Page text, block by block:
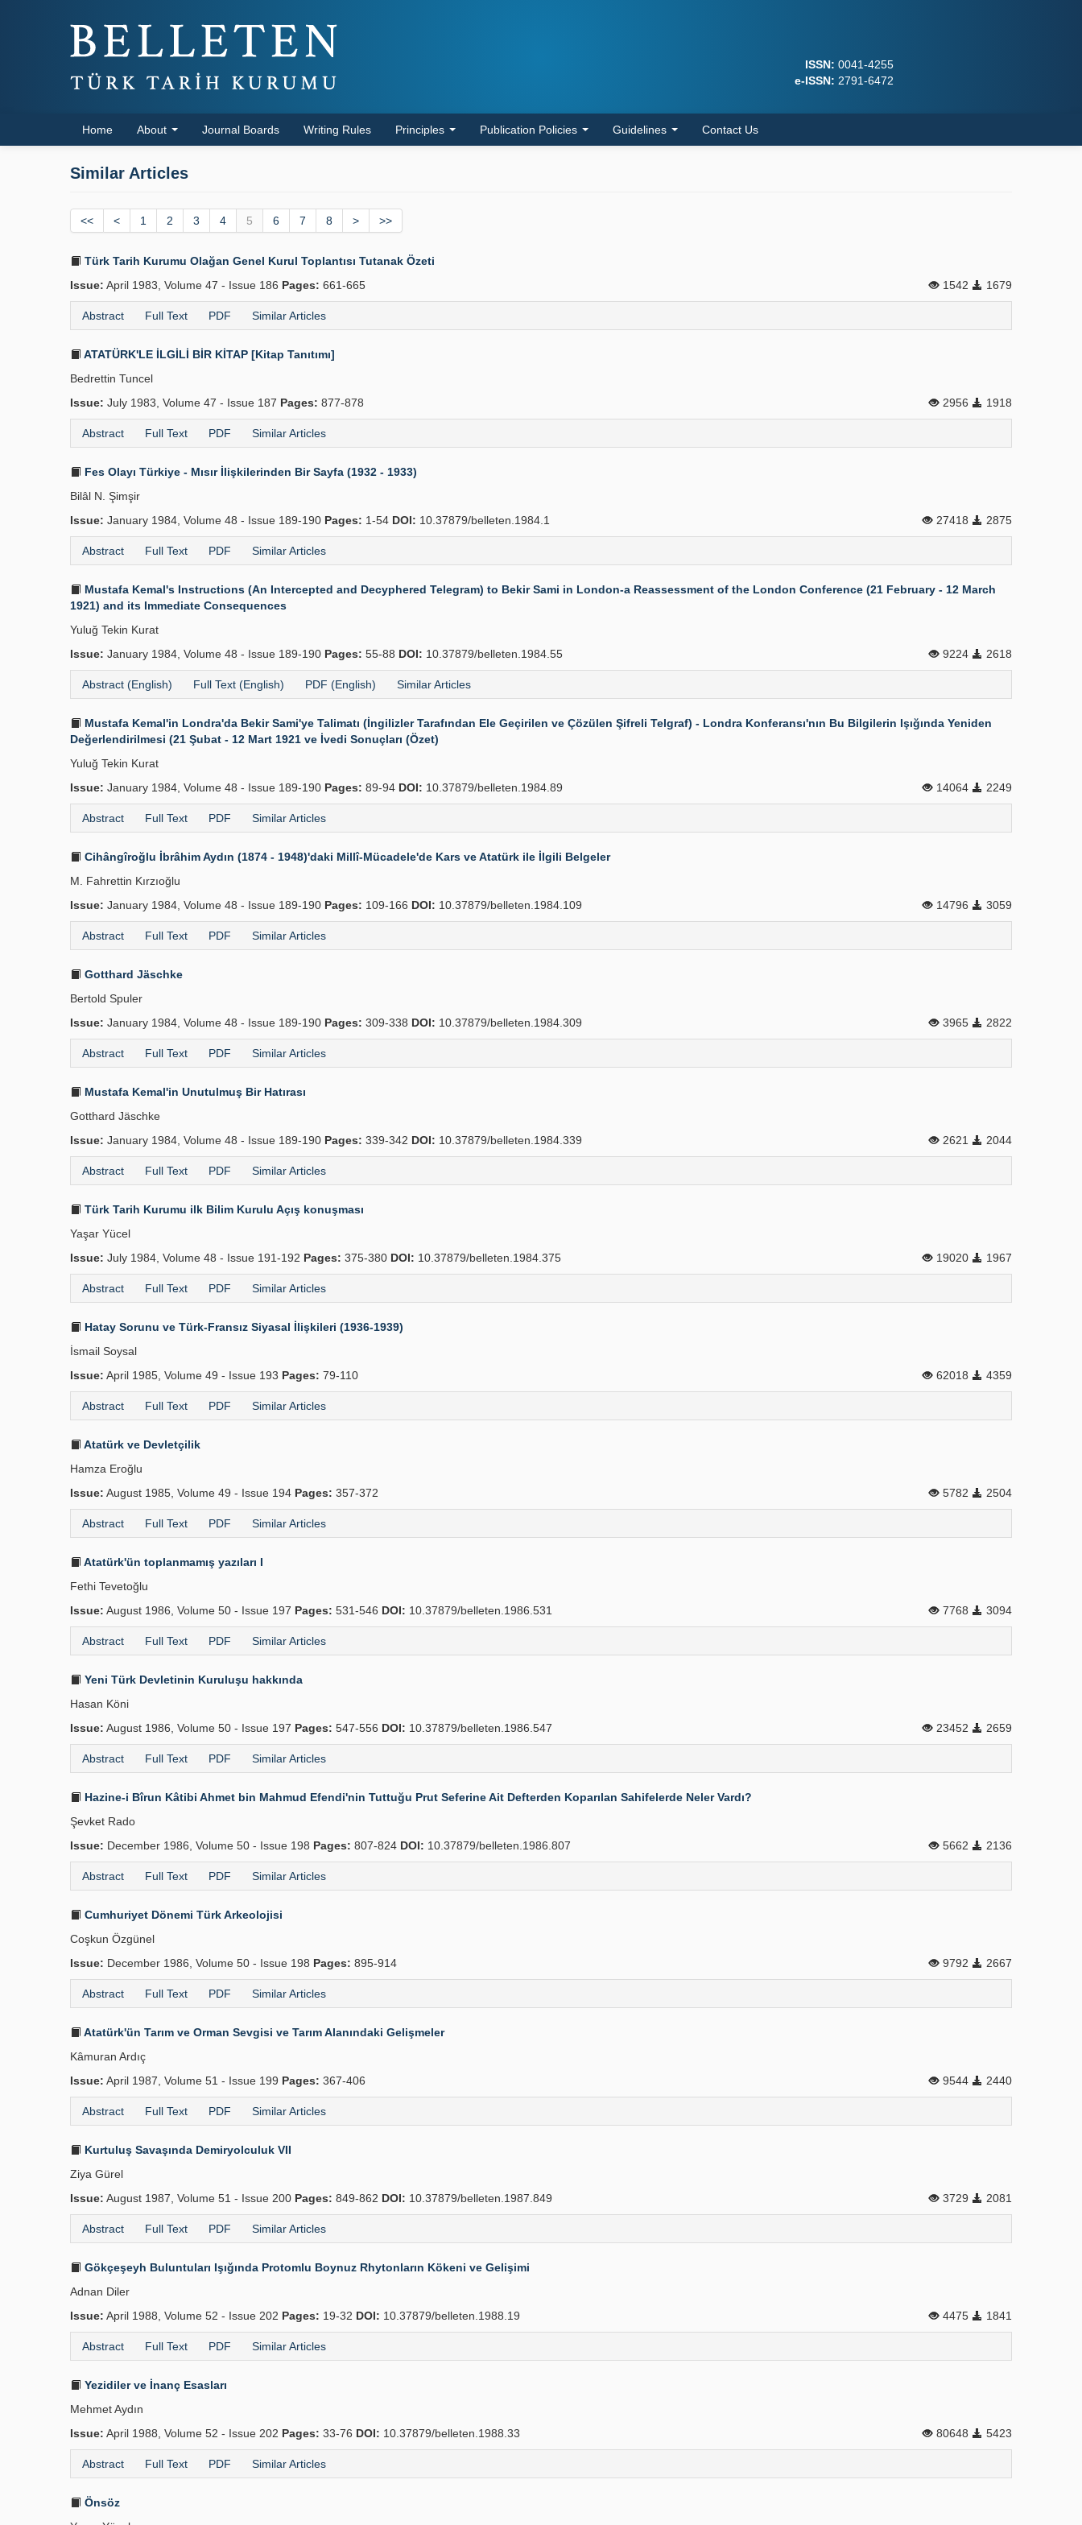
ISSN: 0041-4255
e-ISSN: 2791-6472
Home About Journal Boards Writing Rules Principles Publication Policies Guidelines Contact Us
Similar Articles
<< < 1 2 3 4 5 6 7 8 > >>
Türk Tarih Kurumu Olağan Genel Kurul Toplantısı Tutanak Özeti
Issue: April 1983, Volume 47 - Issue 186 Pages: 661-665 1542 1679
Abstract Full Text PDF Similar Articles
ATATÜRK'LE İLGİLİ BİR KİTAP [Kitap Tanıtımı]
Bedrettin Tuncel
Issue: July 1983, Volume 47 - Issue 187 Pages: 877-878 2956 1918
Abstract Full Text PDF Similar Articles
Fes Olayı Türkiye - Mısır İlişkilerinden Bir Sayfa (1932 - 1933)
Bilâl N. Şimşir
Issue: January 1984, Volume 48 - Issue 189-190 Pages: 1-54 DOI: 10.37879/belleten.1984.1 27418 2875
Abstract Full Text PDF Similar Articles
Mustafa Kemal's Instructions (An Intercepted and Decyphered Telegram) to Bekir Sami in London-a Reassessment of the London Conference (21 February - 12 March
1921) and its Immediate Consequences
Yuluğ Tekin Kurat
Issue: January 1984, Volume 48 - Issue 189-190 Pages: 55-88 DOI: 10.37879/belleten.1984.55 9224 2618
Abstract (English) Full Text (English) PDF (English) Similar Articles
Mustafa Kemal'in Londra'da Bekir Sami'ye Talimatı (İngilizler Tarafından Ele Geçirilen ve Çözülen Şifreli Telgraf) - Londra Konferansı'nın Bu Bilgilerin Işığında Yeniden
Değerlendirilmesi (21 Şubat - 12 Mart 1921 ve İvedi Sonuçları (Özet)
Yuluğ Tekin Kurat
Issue: January 1984, Volume 48 - Issue 189-190 Pages: 89-94 DOI: 10.37879/belleten.1984.89 14064 2249
Abstract Full Text PDF Similar Articles
Cihângîroğlu İbrâhim Aydın (1874 - 1948)'daki Millî-Mücadele'de Kars ve Atatürk ile İlgili Belgeler
M. Fahrettin Kırzıoğlu
Issue: January 1984, Volume 48 - Issue 189-190 Pages: 109-166 DOI: 10.37879/belleten.1984.109 14796 3059
Abstract Full Text PDF Similar Articles
Gotthard Jäschke
Bertold Spuler
Issue: January 1984, Volume 48 - Issue 189-190 Pages: 309-338 DOI: 10.37879/belleten.1984.309 3965 2822
Abstract Full Text PDF Similar Articles
Mustafa Kemal'in Unutulmuş Bir Hatırası
Gotthard Jäschke
Issue: January 1984, Volume 48 - Issue 189-190 Pages: 339-342 DOI: 10.37879/belleten.1984.339 2621 2044
Abstract Full Text PDF Similar Articles
Türk Tarih Kurumu ilk Bilim Kurulu Açış konuşması
Yaşar Yücel
Issue: July 1984, Volume 48 - Issue 191-192 Pages: 375-380 DOI: 10.37879/belleten.1984.375 19020 1967
Abstract Full Text PDF Similar Articles
Hatay Sorunu ve Türk-Fransız Siyasal İlişkileri (1936-1939)
İsmail Soysal
Issue: April 1985, Volume 49 - Issue 193 Pages: 79-110 62018 4359
Abstract Full Text PDF Similar Articles
Atatürk ve Devletçilik
Hamza Eroğlu
Issue: August 1985, Volume 49 - Issue 194 Pages: 357-372 5782 2504
Abstract Full Text PDF Similar Articles
Atatürk'ün toplanmamış yazıları I
Fethi Tevetoğlu
Issue: August 1986, Volume 50 - Issue 197 Pages: 531-546 DOI: 10.37879/belleten.1986.531 7768 3094
Abstract Full Text PDF Similar Articles
Yeni Türk Devletinin Kuruluşu hakkında
Hasan Köni
Issue: August 1986, Volume 50 - Issue 197 Pages: 547-556 DOI: 10.37879/belleten.1986.547 23452 2659
Abstract Full Text PDF Similar Articles
Hazine-i Bîrun Kâtibi Ahmet bin Mahmud Efendi'nin Tuttuğu Prut Seferine Ait Defterden Koparılan Sahifelerde Neler Vardı?
Şevket Rado
Issue: December 1986, Volume 50 - Issue 198 Pages: 807-824 DOI: 10.37879/belleten.1986.807 5662 2136
Abstract Full Text PDF Similar Articles
Cumhuriyet Dönemi Türk Arkeolojisi
Coşkun Özgünel
Issue: December 1986, Volume 50 - Issue 198 Pages: 895-914 9792 2667
Abstract Full Text PDF Similar Articles
Atatürk'ün Tarım ve Orman Sevgisi ve Tarım Alanındaki Gelişmeler
Kâmuran Ardıç
Issue: April 1987, Volume 51 - Issue 199 Pages: 367-406 9544 2440
Abstract Full Text PDF Similar Articles
Kurtuluş Savaşında Demiryolculuk VII
Ziya Gürel
Issue: August 1987, Volume 51 - Issue 200 Pages: 849-862 DOI: 10.37879/belleten.1987.849 3729 2081
Abstract Full Text PDF Similar Articles
Gökçeşeyh Buluntuları Işığında Protomlu Boynuz Rhytonların Kökeni ve Gelişimi
Adnan Diler
Issue: April 1988, Volume 52 - Issue 202 Pages: 19-32 DOI: 10.37879/belleten.1988.19 4475 1841
Abstract Full Text PDF Similar Articles
Yezidiler ve İnanç Esasları
Mehmet Aydın
Issue: April 1988, Volume 52 - Issue 202 Pages: 33-76 DOI: 10.37879/belleten.1988.33 80648 5423
Abstract Full Text PDF Similar Articles
Önsöz